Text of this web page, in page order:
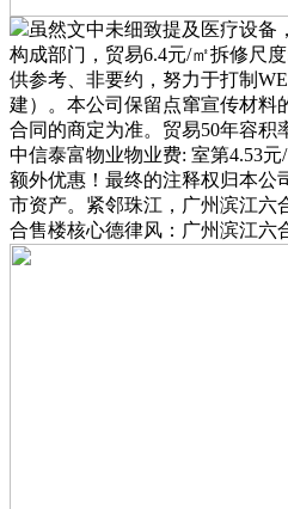
虽然文中未细致提及医疗设备
构成部门，贸易6.4元/㎡拆修尺
供参考、非要约，努力于打制
建）。本公司保留点窜宣传材料
合同的商定为准。贸易50年容积
中信泰富物业物业费: 室第4.53
额外优惠！最终的注释权归本公
市资产。紧邻珠江，广州滨江六
合售楼核心德律风：广州滨江六